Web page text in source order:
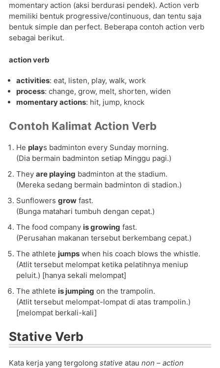
momentary action (aksi berdurasi pendek). Action verb
memiliki bentuk progressive/continuous, dan tentu saja
bentuk simple dan perfect. Beberapa contoh action verb
sebagai berikut.
action verb
activities: eat, listen, play, walk, work
process: change, grow, melt, shorten, widen
momentary actions: hit, jump, knock
Contoh Kalimat Action Verb
He plays badminton every Sunday morning.
(Dia bermain badminton setiap Minggu pagi.)
They are playing badminton at the stadium.
(Mereka sedang bermain badminton di stadion.)
Sunflowers grow fast.
(Bunga matahari tumbuh dengan cepat.)
The food company is growing fast.
(Perusahan makanan tersebut berkembang cepat.)
The athlete jumps when his coach blows the whistle.
(Atlit tersebut melompat ketika pelatihnya meniup
peluit.) [hanya sekali melompat]
The athlete is jumping on the trampolin.
(Atlit tersebut melompat-lompat di atas trampolin.)
[melompat berkali-kali]
Stative Verb
Kata kerja yang tergolong stative atau non – action